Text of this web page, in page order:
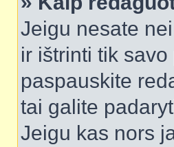
Jeigu nesate
ir ištrinti tik
paspauskite
tai galite
Jeigu kas nors